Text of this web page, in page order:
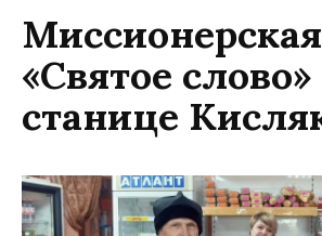
«Святое слово»
станице